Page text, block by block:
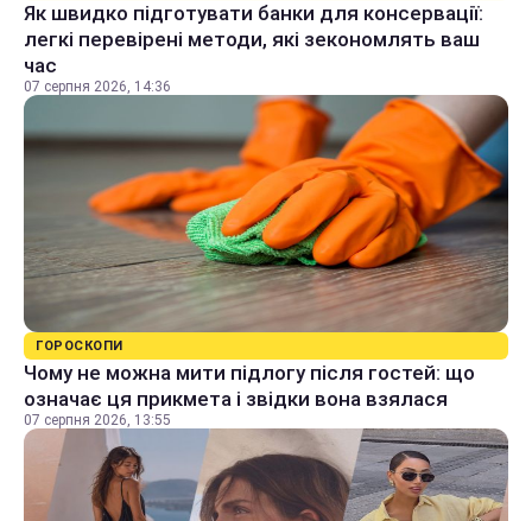
Як швидко підготувати банки для консервації:
легкі перевірені методи, які зекономлять ваш
час
07 серпня 2026, 14:36
ГОРОСКОПИ
Чому не можна мити підлогу після гостей: що
означає ця прикмета і звідки вона взялася
07 серпня 2026, 13:55